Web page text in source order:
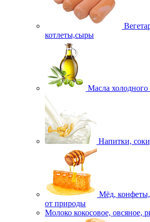
котлеты,сыры
Масла
Напитки,
Мёд,
от природы
Молоко кокосовое, овсяное,